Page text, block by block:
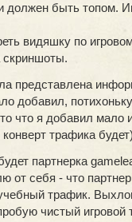
должен быть топом.
видяшку по
скриншоты.
представлена
добавил,
что я добавил мало
трафика
партнерка
от себя - что
трафик.
чистый игровой